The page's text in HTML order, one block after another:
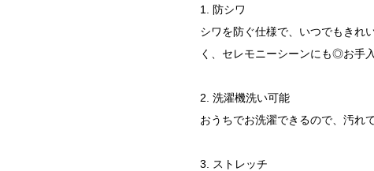
1. 防シワ
シワを防ぐ仕様で、いつでもきれ
く、セレモニーシーンにも◎お手
2. 洗濯機洗い可能
おうちでお洗濯できるので、汚れ
3. ストレッチ